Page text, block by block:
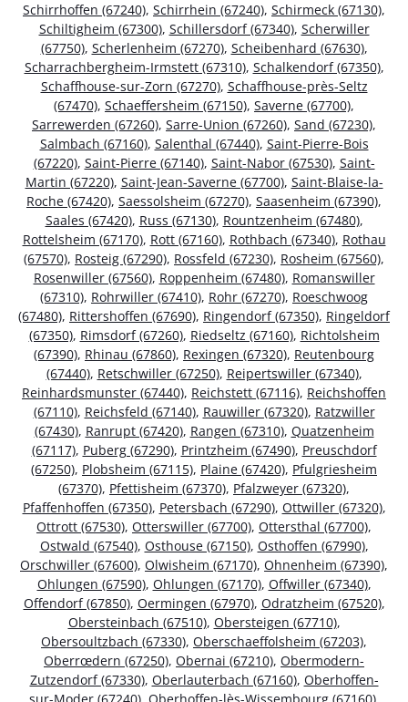
Schirrhoffen (67240), Schirrhein (67240), Schirmeck (67130),
Schiltigheim (67300), Schillersdorf (67340), Scherwiller
(67750), Scherlenheim (67270), Scheibenhard (67630),
Scharrachbergheim-Irmstett (67310), Schalkendorf (67350),
Schaffhouse-sur-Zorn (67270), Schaffhouse-près-Seltz
(67470), Schaeffersheim (67150), Saverne (67700),
Sarrewerden (67260), Sarre-Union (67260), Sand (67230),
Salmbach (67160), Salenthal (67440), Saint-Pierre-Bois
(67220), Saint-Pierre (67140), Saint-Nabor (67530), Saint-
Martin (67220), Saint-Jean-Saverne (67700), Saint-Blaise-la-
Roche (67420), Saessolsheim (67270), Saasenheim (67390),
Saales (67420), Russ (67130), Rountzenheim (67480),
Rottelsheim (67170), Rott (67160), Rothbach (67340), Rothau
(67570), Rosteig (67290), Rossfeld (67230), Rosheim (67560),
Rosenwiller (67560), Roppenheim (67480), Romanswiller
(67310), Rohrwiller (67410), Rohr (67270), Roeschwoog
(67480), Rittershoffen (67690), Ringendorf (67350), Ringeldorf
(67350), Rimsdorf (67260), Riedseltz (67160), Richtolsheim
(67390), Rhinau (67860), Rexingen (67320), Reutenbourg
(67440), Retschwiller (67250), Reipertswiller (67340),
Reinhardsmunster (67440), Reichstett (67116), Reichshoffen
(67110), Reichsfeld (67140), Rauwiller (67320), Ratzwiller
(67430), Ranrupt (67420), Rangen (67310), Quatzenheim
(67117), Puberg (67290), Printzheim (67490), Preuschdorf
(67250), Plobsheim (67115), Plaine (67420), Pfulgriesheim
(67370), Pfettisheim (67370), Pfalzweyer (67320),
Pfaffenhoffen (67350), Petersbach (67290), Ottwiller (67320),
Ottrott (67530), Otterswiller (67700), Ottersthal (67700),
Ostwald (67540), Osthouse (67150), Osthoffen (67990),
Orschwiller (67600), Olwisheim (67170), Ohnenheim (67390),
Ohlungen (67590), Ohlungen (67170), Offwiller (67340),
Offendorf (67850), Oermingen (67970), Odratzheim (67520),
Obersteinbach (67510), Obersteigen (67710),
Obersoultzbach (67330), Oberschaeffolsheim (67203),
Oberrœdern (67250), Obernai (67210), Obermodern-
Zutzendorf (67330), Oberlauterbach (67160), Oberhoffen-